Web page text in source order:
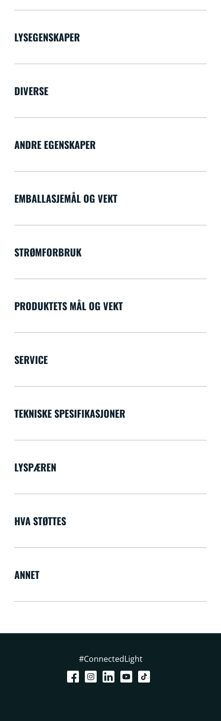
LYSEGENSKAPER
DIVERSE
ANDRE EGENSKAPER
EMBALLASJEMÅL OG VEKT
STRØMFORBRUK
PRODUKTETS MÅL OG VEKT
SERVICE
TEKNISKE SPESIFIKASJONER
LYSPÆREN
HVA STØTTES
ANNET
#ConnectedLight